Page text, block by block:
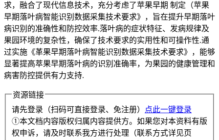
求，融合了现代信息技术，充分考虑了苹果早期 制定（苹果
早期落叶病智能识别数据采集技术要求》，旨在提升早期落叶
病识别的准确性和防控效率.落叶病的症状特征、发病规律及
果园环境的复杂性，确保了技术要求的实用性和可操作性.通
过实施《革果早期落叶病智能识别数据采集技术要求》，能够
显著提高萃果早期落叶病的识别准确率，为果园的健康管理和
病害防控提供有力支持.
资源链接
请先登录（扫码可直接登录、免注册）
点此一键登录
①本文档内容版权归属内容提供方。如果您对本资料有版
权申诉，请及时联系我方进行处理（联系方式详见页